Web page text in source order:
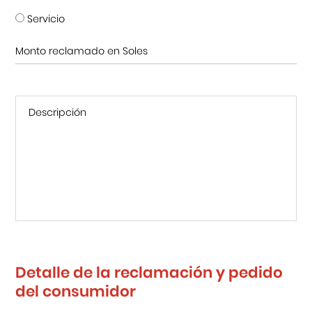
Servicio
Detalle de la reclamación y pedido
del consumidor